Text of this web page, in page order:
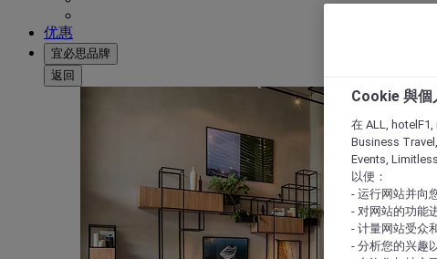
优惠
宜必思品牌
返回
Cookie 與個
在 ALL,
Business
Events,
以便：
- 运行网站并向
- 对网站的功能
- 计量网站受众
- 分析您的兴趣